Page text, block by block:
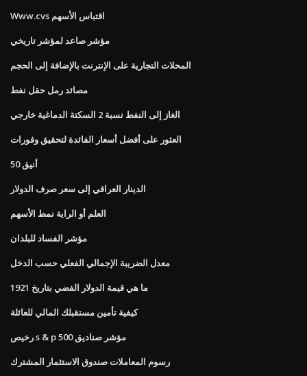
Www.cvs اقتباس الأسهم
مؤشر صاعد لمؤشر تاريخي
المحلات التجارية على الإنترنت بالإضافة إلى الحجم
مصائد رمل حقل نفط
الغاز إلى النفط نسبة 2 السكتة الدماغية خارجي
العثور على أفضل أسعار الفائدة لتحقيق وفورات
أنيق 50
الدينار العراقي إلى سعر صرف الدولار
العلم أو الراية نمط الأسهم
مؤشر الفساد للبلدان
معدل الضريبة الإجمالي الفعلي حسب الدخل
ما هي قيمة الدولار الفضي بتاريخ 1921
كيفية تأمين مستقبلك المالي للعائلة
رخيص s & p 500 مؤشر صناديق
رسوم المعاملات صندوق الاستثمار المشترك